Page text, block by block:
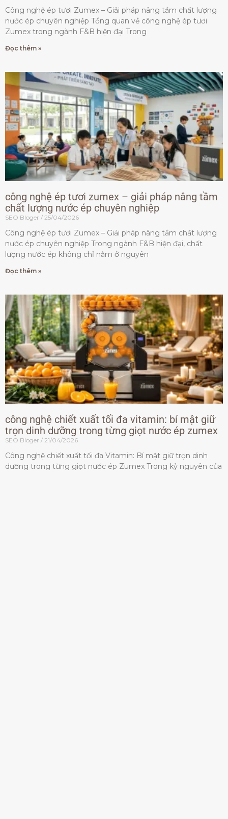
Công nghệ ép tươi Zumex – Giải pháp nâng tầm chất lượng
nước ép chuyên nghiệp Tổng quan về công nghệ ép tươi
Zumex trong ngành F&B hiện đại Trong
Đọc thêm »
công nghệ ép tươi zumex – giải pháp nâng tầm
chất lượng nước ép chuyên nghiệp
SEO Bloger 25/04/2026
Công nghệ ép tươi Zumex – Giải pháp nâng tầm chất lượng
nước ép chuyên nghiệp Trong ngành F&B hiện đại, chất
lượng nước ép không chỉ nằm ở nguyên
Đọc thêm »
công nghệ chiết xuất tối đa vitamin: bí mật giữ
trọn dinh dưỡng trong từng giọt nước ép zumex
SEO Bloger 21/04/2026
Công nghệ chiết xuất tối đa Vitamin: Bí mật giữ trọn dinh
dưỡng trong từng giọt nước ép Zumex Trong kỷ nguyên của